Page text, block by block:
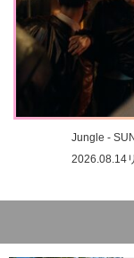
Jungle -
2026.08.14